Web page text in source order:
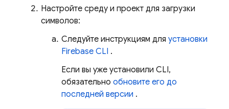
Настройте среду и проект для загрузки
символов:
Следуйте инструкциям для установки
Firebase CLI .
Если вы уже установили CLI,
обязательно обновите его до
последней версии .